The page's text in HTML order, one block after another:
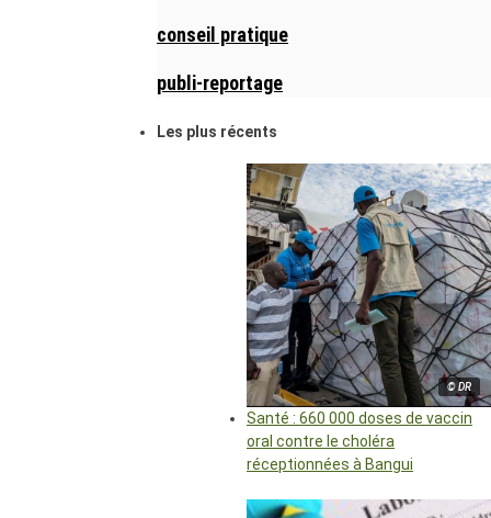
conseil pratique
publi-reportage
Les plus récents
© DR
Santé : 660 000 doses de vaccin
oral contre le choléra
réceptionnées à Bangui